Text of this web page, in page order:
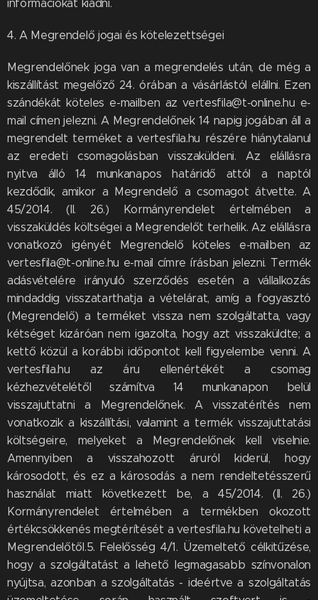
információkat kiadni.
4. A Megrendelő jogai és kötelezettségei
Megrendelőnek joga van a megrendelés után, de még a
kiszállítást megelőző 24. órában a vásárlástól elállni. Ezen
szándékát köteles e-mailben az vertesfila@t-online.hu e-
mail címen jelezni. A Megrendelőnek 14 napig jogában áll a
megrendelt terméket a vertesfila.hu részére hiánytalanul
az eredeti csomagolásban visszaküldeni. Az elállásra
nyitva álló 14 munkanapos határidő attól a naptól
kezdődik, amikor a Megrendelő a csomagot átvette. A
45/2014. (II. 26.) Kormányrendelet értelmében a
visszaküldés költségei a Megrendelőt terhelik. Az elállásra
vonatkozó igényét Megrendelő köteles e-mailben az
vertesfila@t-online.hu e-mail címre írásban jelezni. Termék
adásvételére irányuló szerződés esetén a vállalkozás
mindaddig visszatarthatja a vételárat, amíg a fogyasztó
(Megrendelő) a terméket vissza nem szolgáltatta, vagy
kétséget kizáróan nem igazolta, hogy azt visszaküldte; a
kettő közül a korábbi időpontot kell figyelembe venni. A
vertesfila.hu az áru ellenértékét a csomag
kézhezvételétől számítva 14 munkanapon belül
visszajuttatni a Megrendelőnek. A visszatérítés nem
vonatkozik a kiszállítási, valamint a termék visszajuttatási
költségeire, melyeket a Megrendelőnek kell viselnie.
Amennyiben a visszahozott áruról kiderül, hogy
károsodott, és ez a károsodás a nem rendeltetésszerű
használat miatt következett be, a 45/2014. (II. 26.)
Kormányrendelet értelmében a termékben okozott
értékcsökkenés megtérítését a vertesfila.hu követelheti a
Megrendelőtől.5. Felelősség 4/1. Üzemeltető célkitűzése,
hogy a szolgáltatást a lehető legmagasabb színvonalon
nyújtsa, azonban a szolgáltatás - ideértve a szolgáltatás